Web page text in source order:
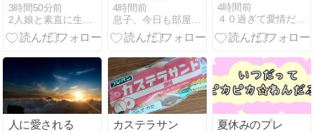
む高校生！の
応援
3時間50分前
い？大人1人
で見たネタバ
レなし感想。
4時間前
4時間前
４０過ぎて愛情だけでは困ります
人に愛される
カステラサン
夏休みのプレ